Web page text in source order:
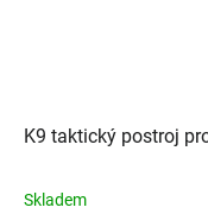
K9 taktický postroj
Skladem